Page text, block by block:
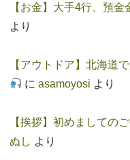
【お金】大手4行、預金
より
【アウトドア】北海道
に asamoyosi より
【挨拶】初めましての
ぬし より